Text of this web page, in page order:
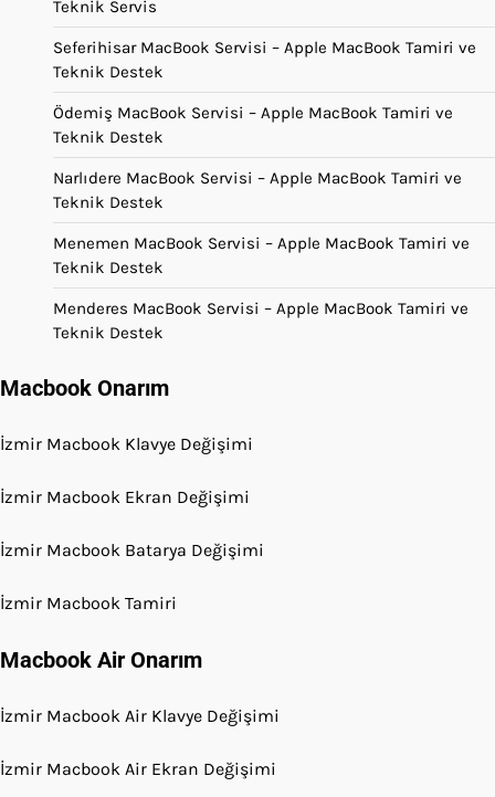
Teknik Servis
Seferihisar MacBook Servisi – Apple MacBook Tamiri ve
Teknik Destek
Ödemiş MacBook Servisi – Apple MacBook Tamiri ve
Teknik Destek
Narlıdere MacBook Servisi – Apple MacBook Tamiri ve
Teknik Destek
Menemen MacBook Servisi – Apple MacBook Tamiri ve
Teknik Destek
Menderes MacBook Servisi – Apple MacBook Tamiri ve
Teknik Destek
Macbook Onarım
İzmir Macbook Klavye Değişimi
İzmir Macbook Ekran Değişimi
İzmir Macbook Batarya Değişimi
İzmir Macbook Tamiri
Macbook Air Onarım
İzmir Macbook Air Klavye Değişimi
İzmir Macbook Air Ekran Değişimi